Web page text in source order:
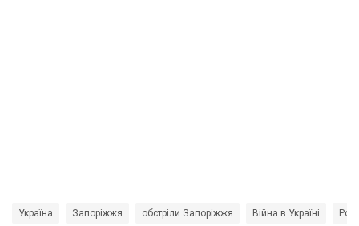
Україна Запоріжжя обстріли Запоріжжя Війна в Україні